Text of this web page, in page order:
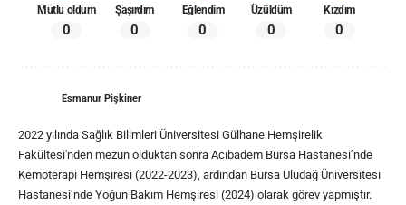
Mutlu oldum
0
Şaşırdım
0
Eğlendim
0
Üzüldüm
0
Kızdım
0
Esmanur Pişkiner
2022 yılında Sağlık Bilimleri Üniversitesi Gülhane Hemşirelik
Fakültesi'nden mezun olduktan sonra Acıbadem Bursa Hastanesi’nde
Kemoterapi Hemşiresi (2022-2023), ardından Bursa Uludağ Üniversitesi
Hastanesi’nde Yoğun Bakım Hemşiresi (2024) olarak görev yapmıştır.